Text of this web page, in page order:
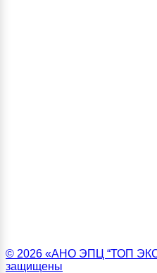
© 2026 «АНО ЭПЦ “ТОП
защищены